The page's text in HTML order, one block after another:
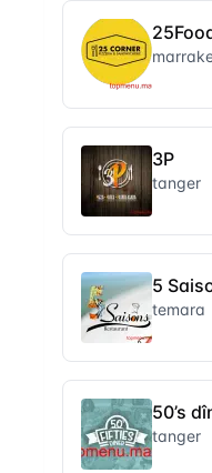
3P
tanger
5
temara
50’s
tanger